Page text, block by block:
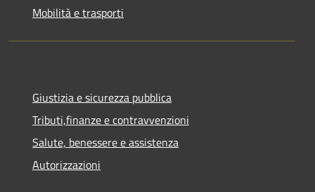
Mobilità e trasporti
Giustizia e sicurezza pubblica
Tributi,finanze e contravvenzioni
Salute, benessere e assistenza
Autorizzazioni